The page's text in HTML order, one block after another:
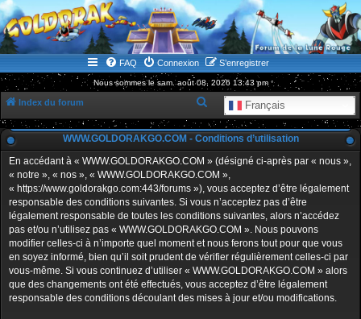
WWW.GOLDORAKGO.COM
le site de la Lune Rouge
FAQ Connexion S’enregistrer
Nous sommes le sam. août 08, 2026 13:43 pm
Index du forum Français
e
c
h
e
r
c
e
r
WWW.GOLDORAKGO.COM - Conditions d’utilisation
En accédant à « WWW.GOLDORAKGO.COM » (désigné ci-après par « nous »,
« notre », « nos », « WWW.GOLDORAKGO.COM »,
« https://www.goldorakgo.com:443/forums »), vous acceptez d’être légalement
responsable des conditions suivantes. Si vous n’acceptez pas d’être
légalement responsable de toutes les conditions suivantes, alors n’accédez
pas et/ou n’utilisez pas « WWW.GOLDORAKGO.COM ». Nous pouvons
modifier celles-ci à n’importe quel moment et nous ferons tout pour que vous
en soyez informé, bien qu’il soit prudent de vérifier régulièrement celles-ci par
vous-même. Si vous continuez d’utiliser « WWW.GOLDORAKGO.COM » alors
que des changements ont été effectués, vous acceptez d’être légalement
responsable des conditions découlant des mises à jour et/ou modifications.